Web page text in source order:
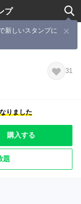
プ
新しいスタンプに
31
りました
購入する
題